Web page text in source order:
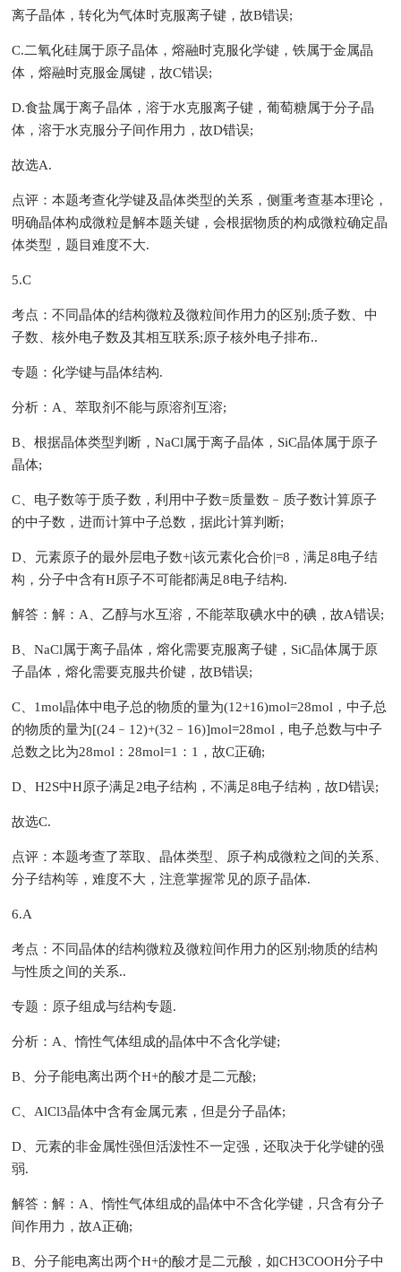
离子晶体，转化为气体时克服离子键，故B错误;
C.二氧化硅属于原子晶体，熔融时克服化学键，铁属于金属晶
体，熔融时克服金属键，故C错误;
D.食盐属于离子晶体，溶于水克服离子键，葡萄糖属于分子晶
体，溶于水克服分子间作用力，故D错误;
故选A.
点评：本题考查化学键及晶体类型的关系，侧重考查基本理论，
明确晶体构成微粒是解本题关键，会根据物质的构成微粒确定晶
体类型，题目难度不大.
5.C
考点：不同晶体的结构微粒及微粒间作用力的区别;质子数、中
子数、核外电子数及其相互联系;原子核外电子排布..
专题：化学键与晶体结构.
分析：A、萃取剂不能与原溶剂互溶;
B、根据晶体类型判断，NaCl属于离子晶体，SiC晶体属于原子
晶体;
C、电子数等于质子数，利用中子数=质量数﹣质子数计算原子
的中子数，进而计算中子总数，据此计算判断;
D、元素原子的最外层电子数+|该元素化合价|=8，满足8电子结
构，分子中含有H原子不可能都满足8电子结构.
解答：解：A、乙醇与水互溶，不能萃取碘水中的碘，故A错误;
B、NaCl属于离子晶体，熔化需要克服离子键，SiC晶体属于原
子晶体，熔化需要克服共价键，故B错误;
C、1mol晶体中电子总的物质的量为(12+16)mol=28mol，中子总
的物质的量为[(24﹣12)+(32﹣16)]mol=28mol，电子总数与中子
总数之比为28mol：28mol=1：1，故C正确;
D、H2S中H原子满足2电子结构，不满足8电子结构，故D错误;
故选C.
点评：本题考查了萃取、晶体类型、原子构成微粒之间的关系、
分子结构等，难度不大，注意掌握常见的原子晶体.
6.A
考点：不同晶体的结构微粒及微粒间作用力的区别;物质的结构
与性质之间的关系..
专题：原子组成与结构专题.
分析：A、惰性气体组成的晶体中不含化学键;
B、分子能电离出两个H+的酸才是二元酸;
C、AlCl3晶体中含有金属元素，但是分子晶体;
D、元素的非金属性强但活泼性不一定强，还取决于化学键的强
弱.
解答：解：A、惰性气体组成的晶体中不含化学键，只含有分子
间作用力，故A正确;
B、分子能电离出两个H+的酸才是二元酸，如CH3COOH分子中